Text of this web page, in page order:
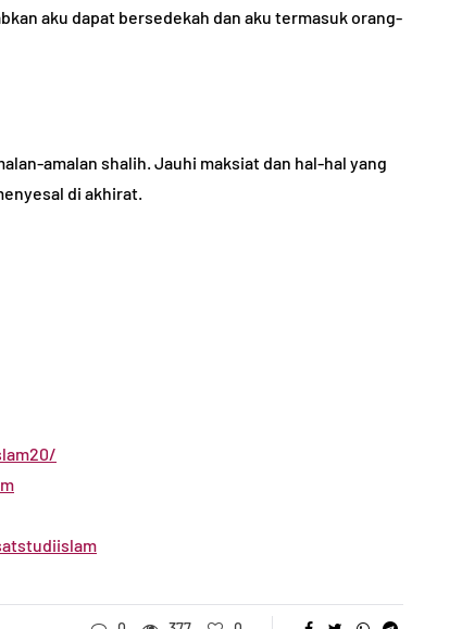
aku dapat bersedekah dan aku termasuk orang-
amalan shalih. Jauhi maksiat dan hal-hal yang
di akhirat.